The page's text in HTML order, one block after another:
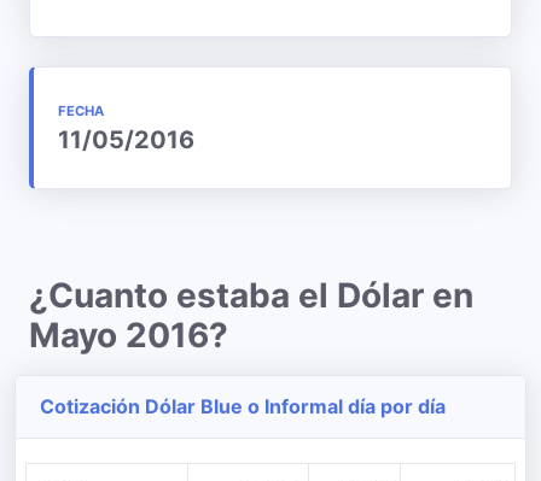
FECHA
11/05/2016
¿Cuanto estaba el Dólar en
Mayo 2016?
Cotización Dólar Blue o Informal día por día